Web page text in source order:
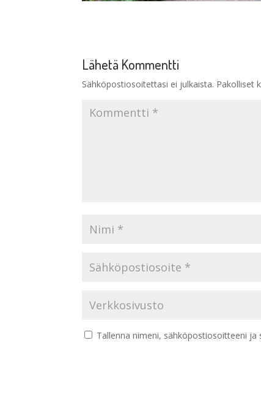
Lähetä Kommentti
Sähköpostiosoitettasi ei julkaista. Pakolliset
Tallenna nimeni, sähköpostiosoitteeni